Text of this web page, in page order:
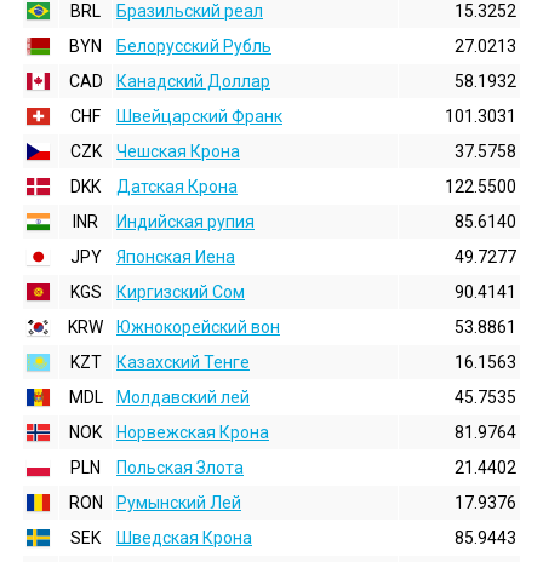
BRL
Бразильский реал
15.3252
BYN
Белорусский Рубль
27.0213
CAD
Канадский Доллар
58.1932
CHF
Швейцарский Франк
101.3031
CZK
Чешская Крона
37.5758
DKK
Датская Крона
122.5500
INR
Индийская pупия
85.6140
JPY
Японская Иена
49.7277
KGS
Киргизский Сом
90.4141
KRW
Южнокорейский вон
53.8861
KZT
Казахский Тенге
16.1563
MDL
Молдавский лей
45.7535
NOK
Норвежская Крона
81.9764
PLN
Польская Злота
21.4402
RON
Румынский Лей
17.9376
SEK
Шведская Крона
85.9443